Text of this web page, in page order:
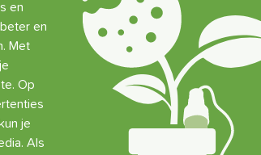
en
en
Met
Op
je
Als